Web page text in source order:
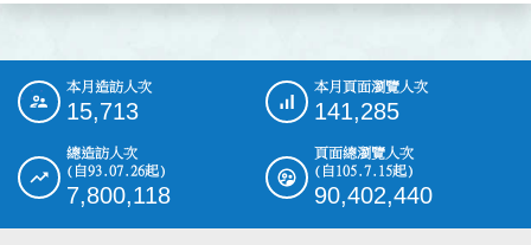
::: 本月造訪人次
15,713
本月頁面瀏覽人次
141,285
總造訪人次
(自93.07.26起)
7,800,118
頁面總瀏覽人次
(自105.7.15起)
90,402,440